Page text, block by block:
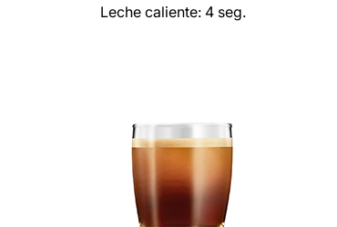
Leche caliente: 4 seg.